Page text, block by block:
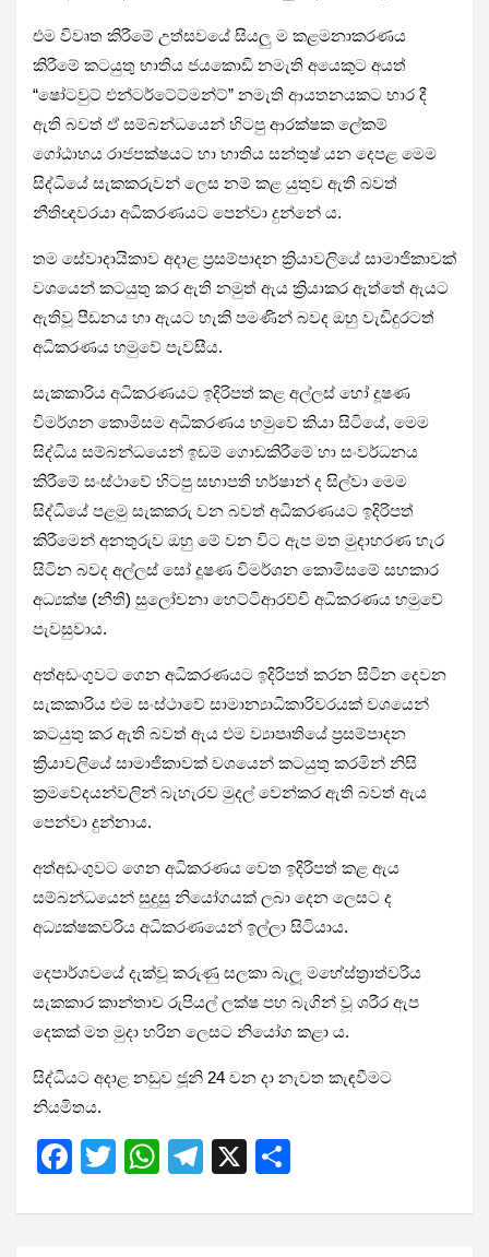
එම විවෘත කිරීමේ උත්සවයේ සියලු ම කළමනාකරණය
කිරීමේ කටයුතු භාතිය ජයකොඩි නමැති අයෙකුට අයත්
“ෂෝටවුට් එන්ටර්ටේට්මන්ට්” නමැති ආයතනයකට භාර දී
ඇති බවත් ඒ සම්බන්ධයෙන් හිටපු ආරක්ෂක ලේකම්
ගෝඨාභය රාජපක්ෂයට හා භාතිය සන්තුෂ් යන දෙපළ මෙම
සිද්ධියේ සැකකරුවන් ලෙස නම් කළ යුතුව ඇති බවත්
නීතිඥවරයා අධිකරණයට පෙන්වා දුන්නේ ය.
තම සේවාදායිකාව අදාළ ප්‍රසම්පාදන ක්‍රියාවලියේ සාමාජිකාවක්
වශයෙන් කටයුතු කර ඇති නමුත් ඇය ක්‍රියාකර ඇත්තේ ඇයට
ඇතිවූ පීඩනය හා ඇයට හැකි පමණින් බවද ඔහු වැඩිදුරටත්
අධිකරණය හමුවේ පැවසීය.
සැකකාරිය අධිකරණයට ඉදිරිපත් කළ අල්ලස් හෝ දූෂණ
විමර්ශන කොමිසම අධිකරණය හමුවේ කියා සිටියේ, මෙම
සිද්ධිය සම්බන්ධයෙන් ඉඩම් ගොඩකිරීමේ හා සංවර්ධනය
කිරීමේ සංස්ථාවේ හිටපු සභාපති හර්ෂාන් ද සිල්වා මෙම
සිද්ධියේ පළමු සැකකරු වන බවත් අධිකරණයට ඉදිරිපත්
කිරීමෙන් අනතුරුව ඔහු මේ වන විට ඇප මත මුදාහරණ හැර
සිටින බවද අල්ලස් සෝ දූෂණ විමර්ශන කොමිසමේ සහකාර
අධ්‍යක්ෂ (නීති) සුලෝචනා හෙට්ටිආරච්චි අධිකරණය හමුවේ
පැවසුවාය.
අත්අඩංගුවට ගෙන අධිකරණයට ඉදිරිපත් කරන සිටින දෙවන
සැකකාරිය එම සංස්ථාවේ සාමාන්‍යාධිකාරිවරයක් වශයෙන්
කටයුතු කර ඇති බවත් ඇය එම ව්‍යාපෘතියේ ප්‍රසම්පාදන
ක්‍රියාවලියේ සාමාජිකාවක් වශයෙන් කටයුතු කරමින් නිසි
ක්‍රමවේදයන්වලින් බැහැරව මුදල් වෙන්කර ඇති බවත් ඇය
පෙන්වා දුන්නාය.
අත්අඩංගුවට ගෙන අධිකරණය වෙත ඉදිරිපත් කළ ඇය
සම්බන්ධයෙන් සුදුසු නියෝගයක් ලබා දෙන ලෙසට ද
අධ්‍යක්ෂකවරිය අධිකරණයෙන් ඉල්ලා සිටියාය.
දෙපාර්ශවයේ දැක්වූ කරුණු සලකා බැලූ මහේස්ත්‍රාත්වරිය
සැකකාර කාන්තාව රුපියල් ලක්ෂ පහ බැගින් වූ ශරීර ඇප
දෙකක් මත මුදා හරින ලෙසට නියෝග කළා ය.
සිද්ධියට අදාළ නඩුව ජූනි 24 වන දා නැවත කැඳවීමට
නියමිතය.
F
ce
T
tt
W
at
T
e
X
ar